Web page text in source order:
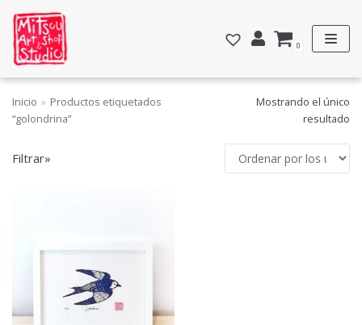
Saltar
al
contenido
0
FILTRAR POR PRECIO
FILTRAR 50€
Estampación textil
Totebags
Inicio » Productos etiquetados
“golondrina”
Mostrando el único
resultado
Filtrar»